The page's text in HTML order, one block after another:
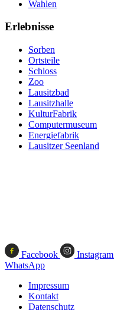
Wahlen
Erlebnisse
Sorben
Ortsteile
Schloss
Zoo
Lausitzbad
Lausitzhalle
KulturFabrik
Computermuseum
Energiefabrik
Lausitzer Seenland
Facebook Instagram
WhatsApp
Impressum
Kontakt
Datenschutz